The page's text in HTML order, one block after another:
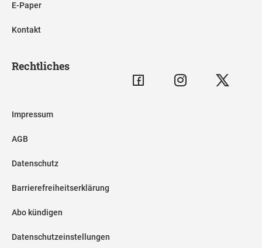
E-Paper
Kontakt
Rechtliches
Impressum
AGB
Datenschutz
Barrierefreiheitserklärung
Abo kündigen
Datenschutzeinstellungen